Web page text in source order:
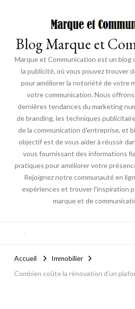
Blog Marque et
Marque et Communication est un blog
la publicité, où vous pouvez trouver
pour améliorer la notoriété de votre
votre communication. Nous
dernières tendances du marketing
de branding, les techniques
de la communication d'entreprise, et
objectif est de vous aider à réussir
vous fournissant des informations
pratiques pour améliorer votre
Rejoignez notre communauté en
expériences et trouver l'inspiration
marque et de
Accueil
Immobilier
Combien coûte la rénovation d’un